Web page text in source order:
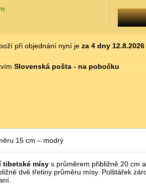
při objednání nyní je za 4 dny 12.8.2026
Slovenská pošta - na pobočku
15 cm – modrý
tibetské mísys průměrem přibližně 20 cm
dvě třetiny průměru mísy. Polštářek